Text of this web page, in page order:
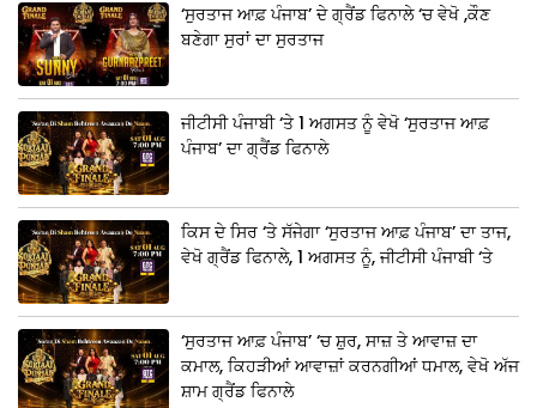
‘ਸੁਰਤਾਜ ਆਫ਼ ਪੰਜਾਬ’ ਦੇ ਗ੍ਰੈਂਡ ਫਿਨਾਲੇ ‘ਚ ਵੇਖੋ ,ਕੌਣ
ਬਣੇਗਾ ਸੁਰਾਂ ਦਾ ਸੁਰਤਾਜ
ਜੀਟੀਸੀ ਪੰਜਾਬੀ ‘ਤੇ 1 ਅਗਸਤ ਨੂੰ ਵੇਖੋ ‘ਸੁਰਤਾਜ ਆਫ਼
ਪੰਜਾਬ’ ਦਾ ਗ੍ਰੈਂਡ ਫਿਨਾਲੇ
ਕਿਸ ਦੇ ਸਿਰ ‘ਤੇ ਸੱਜੇਗਾ ‘ਸੁਰਤਾਜ ਆਫ਼ ਪੰਜਾਬ’ ਦਾ ਤਾਜ,
ਵੇਖੋ ਗ੍ਰੈਂਡ ਫਿਨਾਲੇ, 1 ਅਗਸਤ ਨੂੰ, ਜੀਟੀਸੀ ਪੰਜਾਬੀ ‘ਤੇ
‘ਸੁਰਤਾਜ ਆਫ਼ ਪੰਜਾਬ’ ‘ਚ ਸ਼ੁਰ, ਸਾਜ਼ ਤੇ ਆਵਾਜ਼ ਦਾ
ਕਮਾਲ, ਕਿਹੜੀਆਂ ਆਵਾਜ਼ਾਂ ਕਰਨਗੀਆਂ ਧਮਾਲ, ਵੇਖੋ ਅੱਜ
ਸ਼ਾਮ ਗ੍ਰੈਂਡ ਫਿਨਾਲੇ